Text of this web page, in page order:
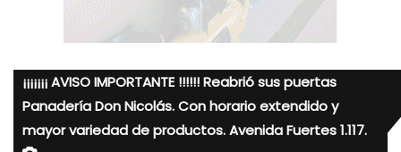
¡¡¡¡¡¡¡ AVISO IMPORTANTE !!!!!! Reabrió sus puertas
Panadería Don Nicolás. Con horario extendido y
mayor variedad de productos. Avenida Fuertes 1.117.